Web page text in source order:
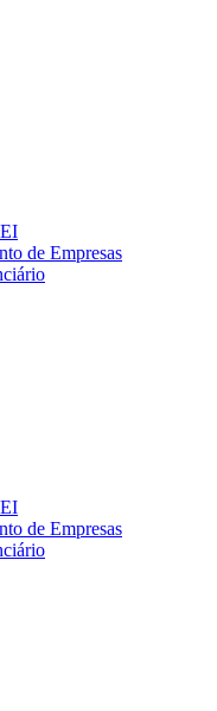
de Empresas
de Empresas